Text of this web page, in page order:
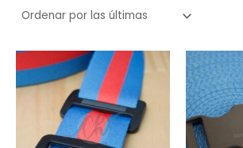
Rango
de
precios:
desde
$165.00
hasta
$215.00